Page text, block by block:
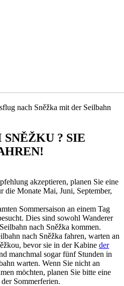
nach Sněžka mit der Seilbahn
? SIE
akzeptieren, planen Sie eine
die Monate Mai, Juni, September,
Sommersaison an einem Tag
Dies sind sowohl Wanderer
nach Sněžka kommen.
nach Sněžka fahren, warten an
bevor sie in der Kabine der
manchmal sogar fünf Stunden in
warten. Wenn Sie nicht an
möchten, planen Sie bitte eine
Sommerferien.